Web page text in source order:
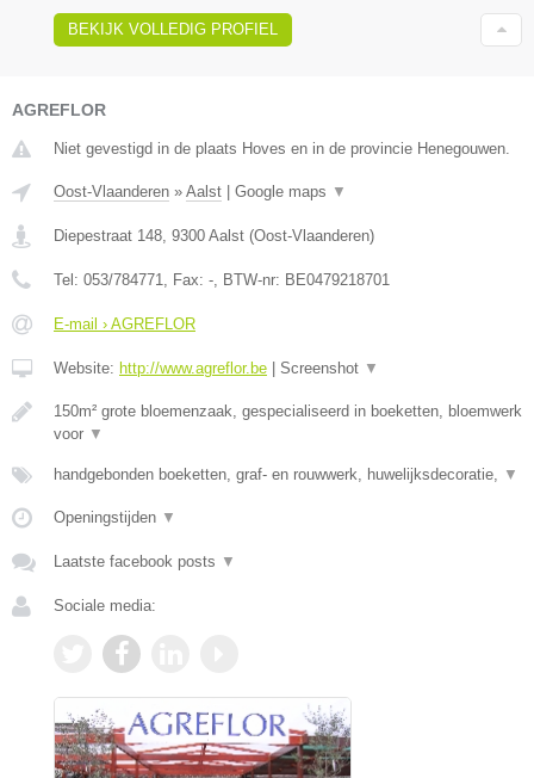
BEKIJK VOLLEDIG PROFIEL
AGREFLOR
Niet gevestigd in de plaats Hoves en in de provincie Henegouwen.
Oost-Vlaanderen » Aalst | Google maps ▼
Diepestraat 148 9300 Aalst (Oost-Vlaanderen)
Tel: 053/784771 , Fax: - , BTW-nr: BE0479218701
E-mail › AGREFLOR
Website: http://www.agreflor.be | Screenshot ▼
150m² grote bloemenzaak, gespecialiseerd in boeketten, bloemwerk
voor ▼
handgebonden boeketten, graf- en rouwwerk, huwelijksdecoratie, ▼
Openingstijden ▼
Laatste facebook posts ▼
Sociale media: